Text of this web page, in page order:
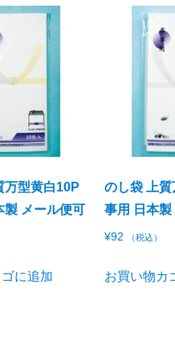
万型黄白10P
製 メール便可
に追加
のし袋 上
事用 日本
¥92 （税込）
お買い物カ